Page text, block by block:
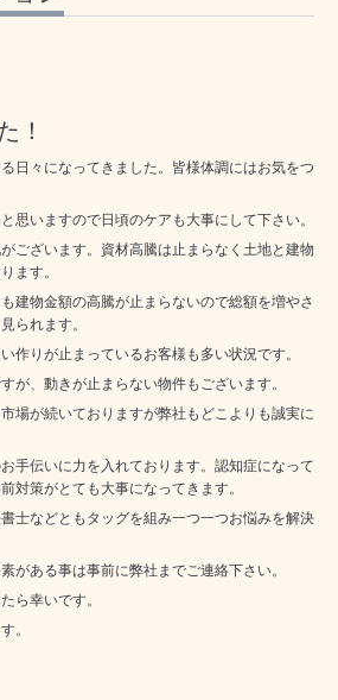
！
日々になってきました。皆様体調にはお気をつ
思いますので日頃のケアも大事にして下さい。
ございます。資材高騰は止まらなく土地と建物
ます。
建物金額の高騰が止まらないので総額を増やさ
られます。
作りが止まっているお客様も多い状況です。
が、動きが止まらない物件もございます。
場が続いておりますが弊社もどこよりも誠実に
手伝いに力を入れております。認知症になって
対策がとても大事になってきます。
士などともタッグを組み一つ一つお悩みを解決
がある事は事前に弊社までご連絡下さい。
ら幸いです。
。